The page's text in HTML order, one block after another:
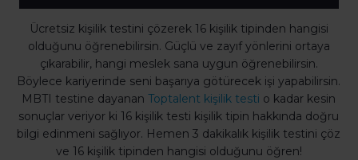
Ücretsiz kişilik testini çözerek 16 kişilik tipinden hangisi
olduğunu öğrenebilirsin. Güçlü ve zayıf yönlerini ortaya
çıkarabilir, hangi meslek sana uygun öğrenebilirsin.
Böylece kariyerinde seni başarıya götürecek işi yapabilirsin.
MBTI testine dayanan Toptalent kişilik testi o kadar kesin
sonuçlar veriyor ki 16 kişilik testi kişilik tipin hakkında doğru
bilgi edinmeni sağlıyor. Hemen 3 dakikalık kişilik testini çöz
ve 16 kişilik tipinden hangisi olduğunu öğren!